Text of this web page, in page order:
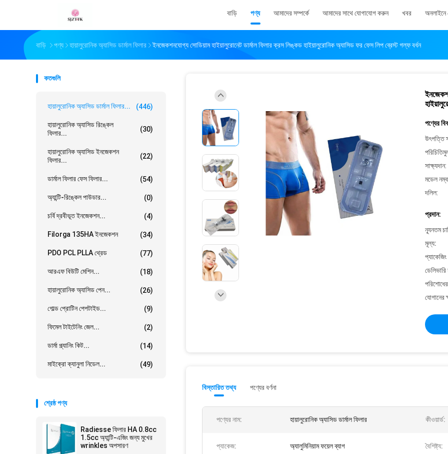
বাড়ি পণ্য আমাদের সম্পর্কে আমাদের সাথে যোগাযোগ করুন খবর অনলাইনে
বাড়ি পণ্য হায়ালুরোনিক অ্যাসিড ডার্মাল ফিলার ইনজেকশনযোগ্য সোডিয়াম হাইয়ালুরোনেট ডার্মাল ফিলার ক্রস লিঙ্কড হাইয়ালুরোনিক অ্যাসিড ফর ফেস লিপ ব্রেস্ট গল্ফ বর্ধন
কতগুলি
হায়ালুরোনিক অ্যাসিড ডার্মাল ফিলার... (446)
হায়ালুরোনিক অ্যাসিড রিঙ্কেল
ফিলার...
(30)
হায়ালুরোনিক অ্যাসিড ইনজেকশন
ফিলার...
(22)
ডার্মাল ফিলার ফেস ফিলার... (54)
অ্যান্টি-রিঙ্কেল পাউডার... (0)
চর্বি দ্রবীভূত ইনজেকশন... (4)
Filorga 135HA ইনজেকশন (34)
PDO PCL PLLA থ্রেড (77)
আরএফ বিউটি মেশিন... (18)
হায়ালুরোনিক অ্যাসিড পেন... (26)
গোল্ড প্রোটিন পেপটাইড... (9)
ফিমেল টাইটেনিং জেল... (2)
ডার্মা প্ল্যানিং কিট... (14)
মাইক্রো ক্যানুলা নিডেল... (49)
শ্রেষ্ঠ পণ্য
Radiesse ফিলার HA 0.8cc
1.5cc অ্যান্টি-এজিং জন্য মুখের
wrinkles অপসারণ
পণ্যের
উৎপত্তি
সাক্ষ্যদান:
মডেল
দলিল:
প্রদান:
ন্যূনতম
মূল্য:
যোগানের
বিস্তারিত তথ্য পণ্যের বর্ণনা
পণ্যের নাম: হায়ালুরোনিক অ্যাসিড ডার্মাল ফিলার কীওয়ার্ড:
প্যাকেজ: অ্যালুমিনিয়াম ফয়েল ব্যাগ বৈশিষ্ট্য: